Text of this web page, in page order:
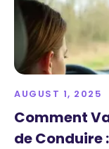
AUGUST 1, 2025
Comment
de Conduire